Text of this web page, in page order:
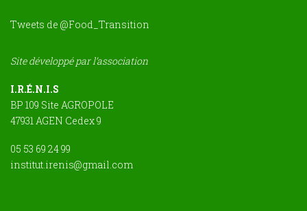
Tweets de @Food_Transition
Site développé par l’association
I.R.É.N.I.S
BP 109 Site AGROPOLE
47931 AGEN Cedex 9
05 53 69 24 99
institut.irenis@gmail.com